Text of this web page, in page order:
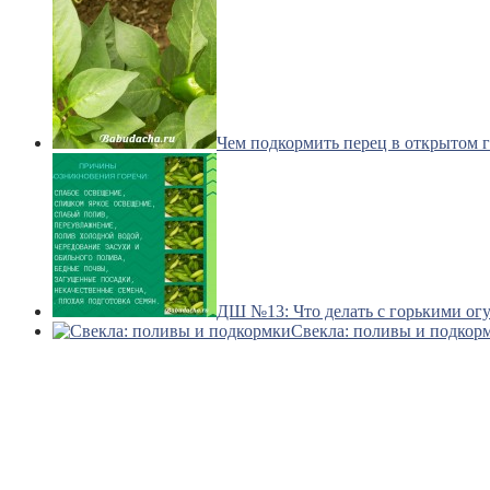
Чем подкормить перец в открытом
ДШ №13: Что делать с горькими
Свекла: поливы и